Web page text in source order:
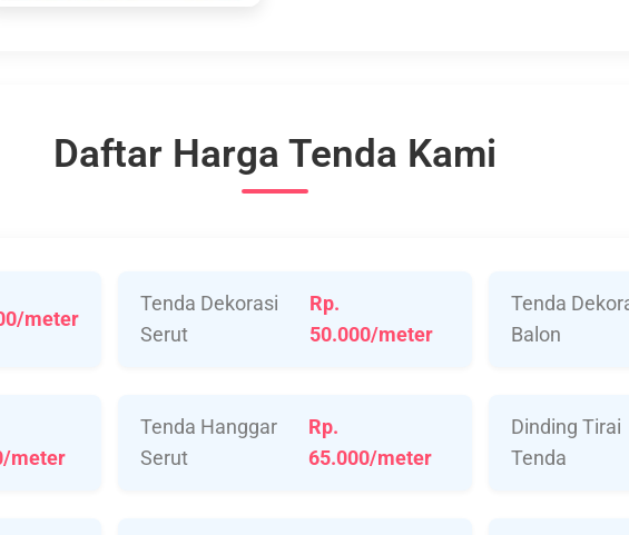
Daftar Harga Tenda Kami
meter
Tenda Dekorasi
Serut
Rp.
50.000/meter
Tenda
Balon
meter
Tenda Hanggar
Serut
Rp.
65.000/meter
Dinding Tirai
Tenda